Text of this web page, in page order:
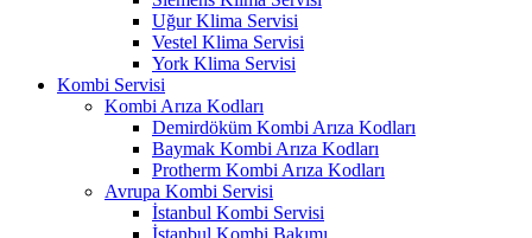
Uğur Klima Servisi
Vestel Klima Servisi
York Klima Servisi
Kombi Servisi
Kombi Arıza Kodları
Demirdöküm Kombi Arıza Kodları
Baymak Kombi Arıza Kodları
Protherm Kombi Arıza Kodları
Avrupa Kombi Servisi
İstanbul Kombi Servisi
İstanbul Kombi Bakımı